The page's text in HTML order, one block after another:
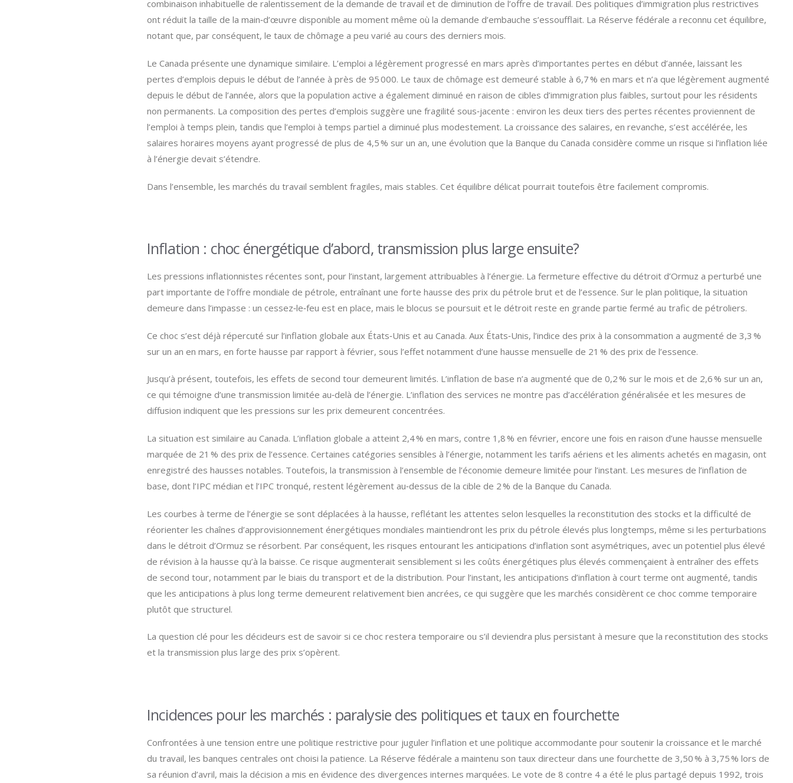
combinaison inhabituelle de ralentissement de la demande de travail et de diminution de l’offre de travail. Des politiques d’immigration plus restrictives
ont réduit la taille de la main‑d’œuvre disponible au moment même où la demande d’embauche s’essoufflait. La Réserve fédérale a reconnu cet équilibre,
notant que, par conséquent, le taux de chômage a peu varié au cours des derniers mois.
Le Canada présente une dynamique similaire. L’emploi a légèrement progressé en mars après d’importantes pertes en début d’année, laissant les
pertes d’emplois depuis le début de l’année à près de 95 000. Le taux de chômage est demeuré stable à 6,7 % en mars et n’a que légèrement augmenté
depuis le début de l’année, alors que la population active a également diminué en raison de cibles d’immigration plus faibles, surtout pour les résidents
non permanents. La composition des pertes d’emplois suggère une fragilité sous‑jacente : environ les deux tiers des pertes récentes proviennent de
l’emploi à temps plein, tandis que l’emploi à temps partiel a diminué plus modestement. La croissance des salaires, en revanche, s’est accélérée, les
salaires horaires moyens ayant progressé de plus de 4,5 % sur un an, une évolution que la Banque du Canada considère comme un risque si l’inflation liée
à l’énergie devait s’étendre.
Dans l’ensemble, les marchés du travail semblent fragiles, mais stables. Cet équilibre délicat pourrait toutefois être facilement compromis.
Inflation : choc énergétique d’abord, transmission plus large ensuite?
Les pressions inflationnistes récentes sont, pour l’instant, largement attribuables à l’énergie. La fermeture effective du détroit d’Ormuz a perturbé une
part importante de l’offre mondiale de pétrole, entraînant une forte hausse des prix du pétrole brut et de l’essence. Sur le plan politique, la situation
demeure dans l’impasse : un cessez‑le‑feu est en place, mais le blocus se poursuit et le détroit reste en grande partie fermé au trafic de pétroliers.
Ce choc s’est déjà répercuté sur l’inflation globale aux États‑Unis et au Canada. Aux États‑Unis, l’indice des prix à la consommation a augmenté de 3,3 %
sur un an en mars, en forte hausse par rapport à février, sous l’effet notamment d’une hausse mensuelle de 21 % des prix de l’essence.
Jusqu’à présent, toutefois, les effets de second tour demeurent limités. L’inflation de base n’a augmenté que de 0,2 % sur le mois et de 2,6 % sur un an,
ce qui témoigne d’une transmission limitée au‑delà de l’énergie. L’inflation des services ne montre pas d’accélération généralisée et les mesures de
diffusion indiquent que les pressions sur les prix demeurent concentrées.
La situation est similaire au Canada. L’inflation globale a atteint 2,4 % en mars, contre 1,8 % en février, encore une fois en raison d’une hausse mensuelle
marquée de 21 % des prix de l’essence. Certaines catégories sensibles à l’énergie, notamment les tarifs aériens et les aliments achetés en magasin, ont
enregistré des hausses notables. Toutefois, la transmission à l’ensemble de l’économie demeure limitée pour l’instant. Les mesures de l’inflation de
base, dont l’IPC médian et l’IPC tronqué, restent légèrement au‑dessus de la cible de 2 % de la Banque du Canada.
Les courbes à terme de l’énergie se sont déplacées à la hausse, reflétant les attentes selon lesquelles la reconstitution des stocks et la difficulté de
réorienter les chaînes d’approvisionnement énergétiques mondiales maintiendront les prix du pétrole élevés plus longtemps, même si les perturbations
dans le détroit d’Ormuz se résorbent. Par conséquent, les risques entourant les anticipations d’inflation sont asymétriques, avec un potentiel plus élevé
de révision à la hausse qu’à la baisse. Ce risque augmenterait sensiblement si les coûts énergétiques plus élevés commençaient à entraîner des effets
de second tour, notamment par le biais du transport et de la distribution. Pour l’instant, les anticipations d’inflation à court terme ont augmenté, tandis
que les anticipations à plus long terme demeurent relativement bien ancrées, ce qui suggère que les marchés considèrent ce choc comme temporaire
plutôt que structurel.
La question clé pour les décideurs est de savoir si ce choc restera temporaire ou s’il deviendra plus persistant à mesure que la reconstitution des stocks
et la transmission plus large des prix s’opèrent.
Incidences pour les marchés : paralysie des politiques et taux en fourchette
Confrontées à une tension entre une politique restrictive pour juguler l’inflation et une politique accommodante pour soutenir la croissance et le marché
du travail, les banques centrales ont choisi la patience. La Réserve fédérale a maintenu son taux directeur dans une fourchette de 3,50 % à 3,75 % lors de
sa réunion d’avril, mais la décision a mis en évidence des divergences internes marquées. Le vote de 8 contre 4 a été le plus partagé depuis 1992, trois